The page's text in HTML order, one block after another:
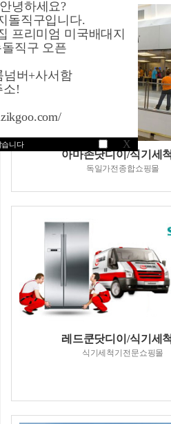
안녕하세요?
돌직구입니다.
프리미엄 미국배대지
돌직구 오픈
넘버+사서함
소!
습니다 X
아마존닷디이/식기세
독일가전종합쇼핑몰
레드쿤닷디이/식기세
식기세척기전문쇼핑몰